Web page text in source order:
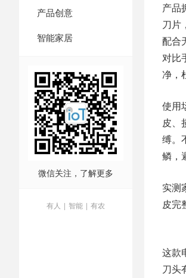
产品创意
智能家居
微信关注，了解更多
有人 | 智能 | 有农
产品
刀片
配合
对比
净，
使用
皮、
缚。
鳞，
实测
皮完
这款
刀头